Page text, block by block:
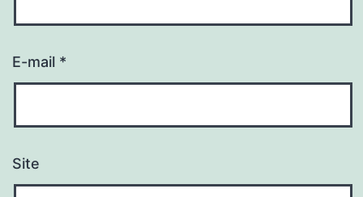
E-mail *
Site